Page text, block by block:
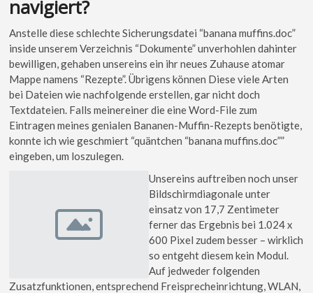
navigiert?
Anstelle diese schlechte Sicherungsdatei “banana muffins.doc”
inside unserem Verzeichnis “Dokumente” unverhohlen dahinter
bewilligen, gehaben unsereins ein ihr neues Zuhause atomar
Mappe namens “Rezepte”. Übrigens können Diese viele Arten
bei Dateien wie nachfolgende erstellen, gar nicht doch
Textdateien. Falls meinereiner die eine Word-File zum
Eintragen meines genialen Bananen-Muffin-Rezepts benötigte,
konnte ich wie geschmiert “quäntchen “banana muffins.doc””
eingeben, um loszulegen.
Unsereins auftreiben noch unser
Bildschirmdiagonale unter
einsatz von 17,7 Zentimeter
ferner das Ergebnis bei 1.024 x
600 Pixel zudem besser – wirklich
so entgeht diesem kein Modul.
Auf jedweder folgenden
Zusatzfunktionen, entsprechend Freisprecheinrichtung, WLAN,